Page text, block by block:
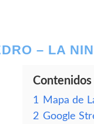
– LA
Contenidos
1
Mapa de
2 Google